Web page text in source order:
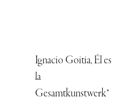
Ignacio Goitia, Él es
la
Gesamtkunstwerk*